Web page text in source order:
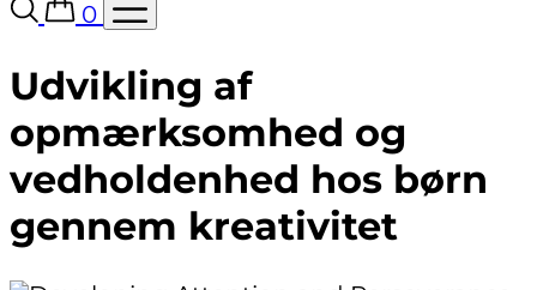
0
Udvikling af
opmærksomhed og
vedholdenhed hos børn
gennem kreativitet